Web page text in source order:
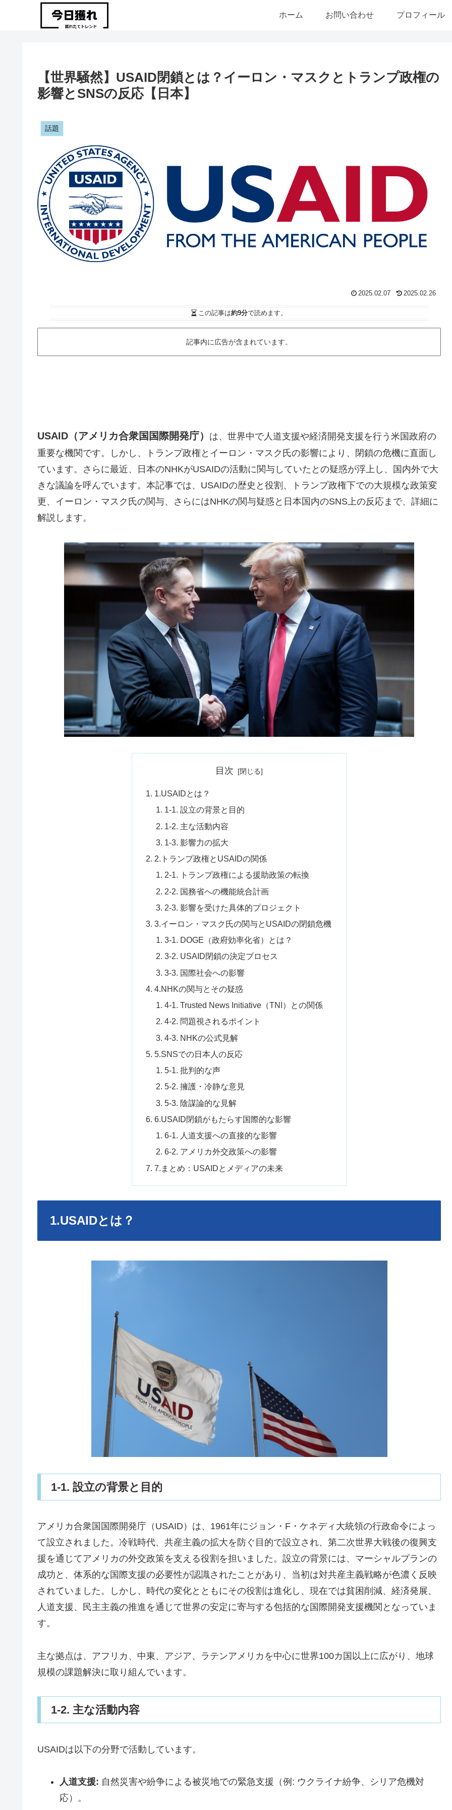
ホーム お問い合わせ プロフィール
【世界騒然】USAID閉鎖とは？イーロン・マスクとトランプ政権の
影響とSNSの反応【日本】
話題
2025.02.07 2025.02.26
この記事は約9分で読めます。
記事内に広告が含まれています。
USAID（アメリカ合衆国国際開発庁） は、世界中で人道支援や経済開発支援を行う米国政府の
重要な機関です。しかし、トランプ政権とイーロン・マスク氏の影響により、閉鎖の危機に直面し
ています。さらに最近、日本のNHKがUSAIDの活動に関与していたとの疑惑が浮上し、国内外で大
きな議論を呼んでいます。本記事では、USAIDの歴史と役割、トランプ政権下での大規模な政策変
更、イーロン・マスク氏の関与、さらにはNHKの関与疑惑と日本国内のSNS上の反応まで、詳細に
解説します。
目次
1.USAIDとは？
1-1. 設立の背景と目的
1-2. 主な活動内容
1-3. 影響力の拡大
2.トランプ政権とUSAIDの関係
2-1. トランプ政権による援助政策の転換
2-2. 国務省への機能統合計画
2-3. 影響を受けた具体的プロジェクト
3.イーロン・マスク氏の関与とUSAIDの閉鎖危機
3-1. DOGE（政府効率化省）とは？
3-2. USAID閉鎖の決定プロセス
3-3. 国際社会への影響
4.NHKの関与とその疑惑
4-1. Trusted News Initiative（TNI）との関係
4-2. 問題視されるポイント
4-3. NHKの公式見解
5.SNSでの日本人の反応
5-1. 批判的な声
5-2. 擁護・冷静な意見
5-3. 陰謀論的な見解
6.USAID閉鎖がもたらす国際的な影響
6-1. 人道支援への直接的な影響
6-2. アメリカ外交政策への影響
7.まとめ：USAIDとメディアの未来
1.USAIDとは？
1-1. 設立の背景と目的
アメリカ合衆国国際開発庁（USAID）は、1961年にジョン・F・ケネディ大統領の行政命令によっ
て設立されました。冷戦時代、共産主義の拡大を防ぐ目的で設立され、第二次世界大戦後の復興支
援を通じてアメリカの外交政策を支える役割を担いました。設立の背景には、マーシャルプランの
成功と、体系的な国際支援の必要性が認識されたことがあり、当初は対共産主義戦略が色濃く反映
されていました。しかし、時代の変化とともにその役割は進化し、現在では貧困削減、経済発展、
人道支援、民主主義の推進を通じて世界の安定に寄与する包括的な国際開発支援機関となっていま
す。
主な拠点は、アフリカ、中東、アジア、ラテンアメリカを中心に世界100カ国以上に広がり、地球
規模の課題解決に取り組んでいます。
1-2. 主な活動内容
USAIDは以下の分野で活動しています。
人道支援: 自然災害や紛争による被災地での緊急支援（例: ウクライナ紛争、シリア危機対
応）。